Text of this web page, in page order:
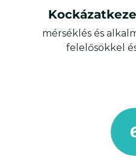
mérséklés és
felelősökkel